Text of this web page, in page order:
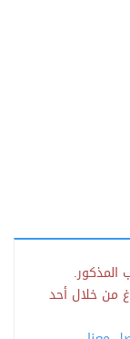
المذكور.
من خلال أحد